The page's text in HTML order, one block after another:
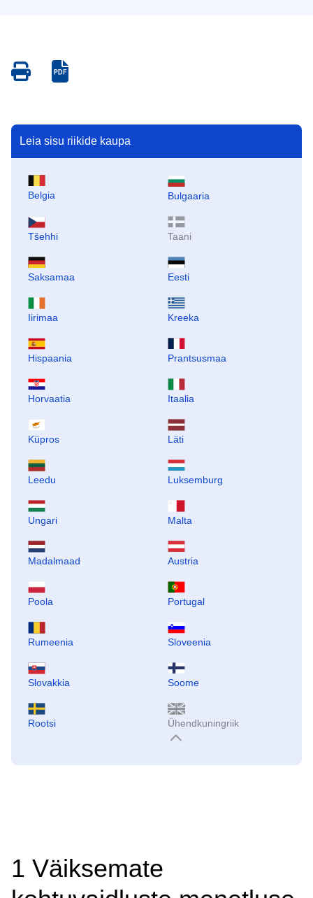
Save
as
Save
as
Leia sisu riikide kaupa
Belgia Bulgaaria
Tšehhi Taani
Saksamaa Eesti
Iirimaa Kreeka
Hispaania Prantsusmaa
Horvaatia Itaalia
Küpros Läti
Leedu Luksemburg
Ungari Malta
Madalmaad Austria
Poola Portugal
Rumeenia Sloveenia
Slovakkia Soome
Rootsi Ühendkuningriik
1 Väiksemate